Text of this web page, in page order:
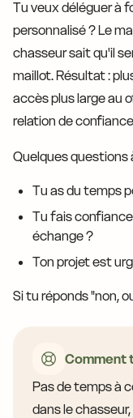
Tu veux déléguer à
personnalisé ? Le
chasseur sait qu'il
maillot. Résultat :
accès plus large au
relation de
Quelques questions
Tu as du temps
Tu fais
échange ?
Ton projet est
Si tu réponds "non,
Comment
Pas de temps à
dans le